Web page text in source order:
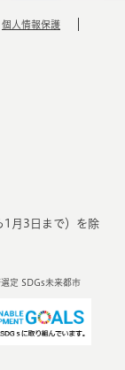
個人情報保護
1月3日まで）を除
選定 SDGs未来都市